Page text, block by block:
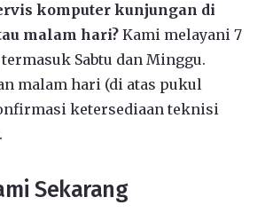
komputer kunjungan di
malam hari? Kami melayani 7
Sabtu dan Minggu.
malam hari (di atas pukul
ketersediaan teknisi
Sekarang